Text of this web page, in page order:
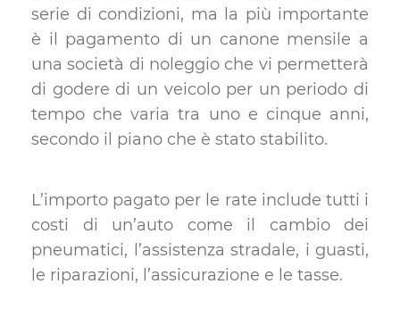
serie di condizioni, ma la più importante
è il pagamento di un canone mensile a
una società di noleggio che vi permetterà
di godere di un veicolo per un periodo di
tempo che varia tra uno e cinque anni,
secondo il piano che è stato stabilito.
L’importo pagato per le rate include tutti i
costi di un’auto come il cambio dei
pneumatici, l’assistenza stradale, i guasti,
le riparazioni, l’assicurazione e le tasse.